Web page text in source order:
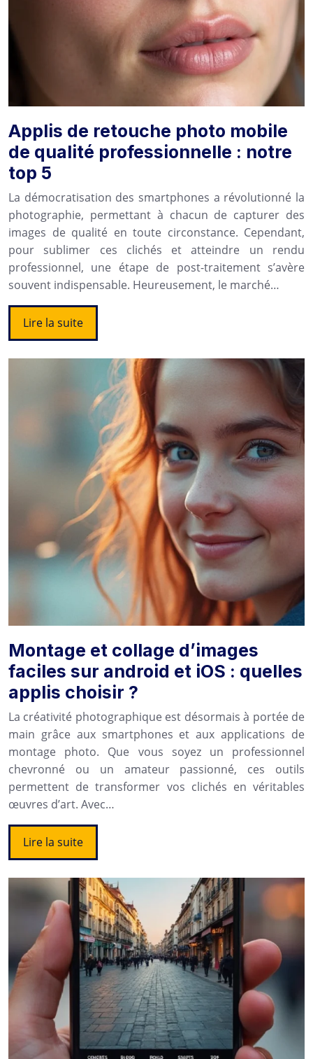
Applis de retouche photo mobile
de qualité professionnelle : notre
top 5
La démocratisation des smartphones a révolutionné la
photographie, permettant à chacun de capturer des
images de qualité en toute circonstance. Cependant,
pour sublimer ces clichés et atteindre un rendu
professionnel, une étape de post-traitement s’avère
souvent indispensable. Heureusement, le marché…
Lire la suite
Montage et collage d’images
faciles sur android et iOS : quelles
applis choisir ?
La créativité photographique est désormais à portée de
main grâce aux smartphones et aux applications de
montage photo. Que vous soyez un professionnel
chevronné ou un amateur passionné, ces outils
permettent de transformer vos clichés en véritables
œuvres d’art. Avec…
Lire la suite